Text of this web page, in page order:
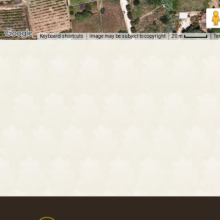
Keyboard shortcuts Image may be subject to copyright 20 m